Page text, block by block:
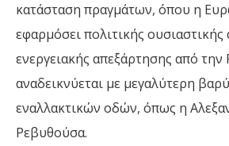
κατάσταση πραγμάτων, όπου η
εφαρμόσει πολιτικής ουσιαστικής
ενεργειακής απεξάρτησης από
αναδεικνύεται με μεγαλύτερη
εναλλακτικών οδών, όπως η
Ρεβυθούσα.